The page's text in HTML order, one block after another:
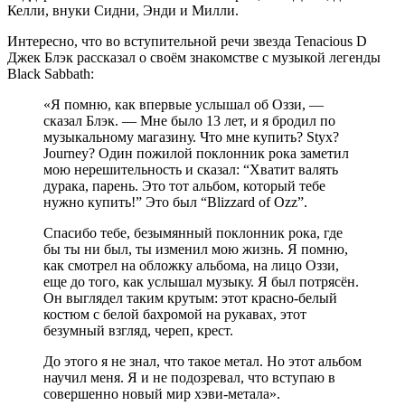
Келли, внуки Сидни, Энди и Милли.
Интересно, что во вступительной речи звезда Tenacious D
Джек Блэк рассказал о своём знакомстве с музыкой легенды
Black Sabbath:
«Я помню, как впервые услышал об Оззи, —
сказал Блэк. — Мне было 13 лет, и я бродил по
музыкальному магазину. Что мне купить? Styx?
Journey? Один пожилой поклонник рока заметил
мою нерешительность и сказал: “Хватит валять
дурака, парень. Это тот альбом, который тебе
нужно купить!” Это был “Blizzard of Ozz”.
Спасибо тебе, безымянный поклонник рока, где
бы ты ни был, ты изменил мою жизнь. Я помню,
как смотрел на обложку альбома, на лицо Оззи,
еще до того, как услышал музыку. Я был потрясён.
Он выглядел таким крутым: этот красно-белый
костюм с белой бахромой на рукавах, этот
безумный взгляд, череп, крест.
До этого я не знал, что такое метал. Но этот альбом
научил меня. Я и не подозревал, что вступаю в
совершенно новый мир хэви-метала».